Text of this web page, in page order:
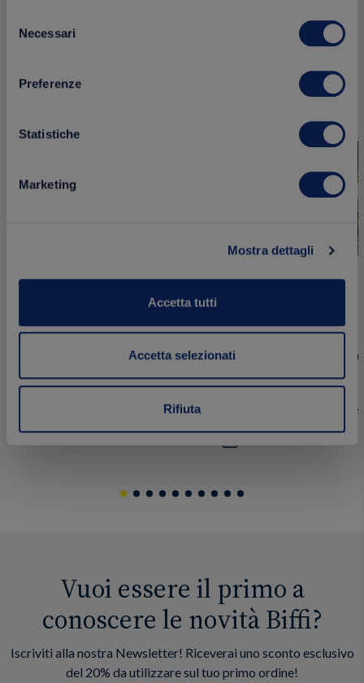
delNecessari
Preferenze
Statistiche
Marketing
Mostra dettagli
Accetta tutti
Accetta selezionati
Rifiuta
Pesto Fresco con Pomodori
Secchi e Pecorino – 85g
85 g
1.99 € Acquista
Pesto
85 g
1.99 €
NOVITÀ
Vuoi essere il primo a
conoscere le novità Biffi?
Iscriviti alla nostra Newsletter! Riceverai uno sconto esclusivo
del 20% da utilizzare sul tuo primo ordine!